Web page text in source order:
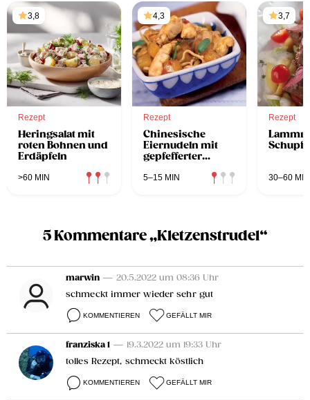
3,8
Rezept
Heringsalat mit
roten Bohnen und
Erdäpfeln
>60 MIN
4,3
Rezept
Chinesische
Eiernudeln mit
gepfefferter
5–15 MIN
3,7
Rezept
30–60 MIN
5 Kommentare „Kletzenstrudel“
marwin — 20.5.2022 um 08:36 Uhr
schmeckt immer wieder sehr gut
KOMMENTIEREN GEFÄLLT MIR
franziska 1 — 19.3.2022 um 19:33 Uhr
tolles Rezept, schmeckt köstlich
KOMMENTIEREN GEFÄLLT MIR